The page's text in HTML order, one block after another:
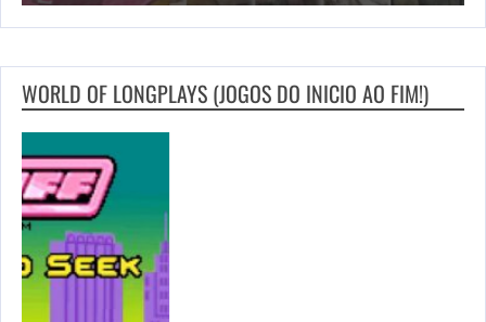
WORLD OF LONGPLAYS (JOGOS DO INICIO AO FIM!)